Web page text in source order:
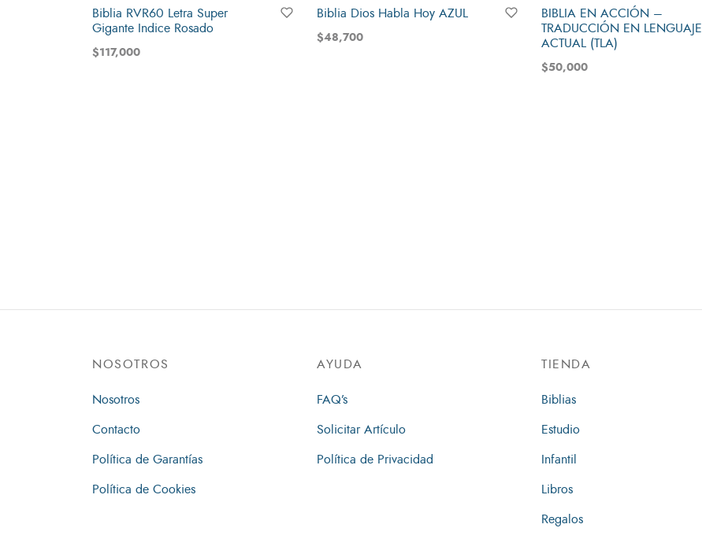
Biblia RVR60 Letra Super
Gigante Indice Rosado
$117,000
Biblia Dios Habla Hoy AZUL
$48,700
BIBLIA EN ACCIÓN –
TRADUCCIÓN EN LENGUAJE
ACTUAL (TLA)
$50,000
NOSOTROS
Nosotros
Contacto
Política de Garantías
Política de Cookies
AYUDA
FAQ’s
Solicitar Artículo
Política de Privacidad
TIENDA
Biblias
Estudio
Infantil
Libros
Regalos